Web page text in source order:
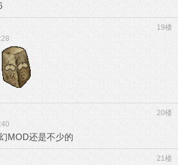
19楼
20楼
MOD还是不少的
21楼